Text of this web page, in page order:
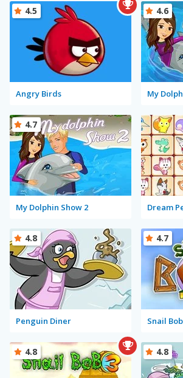
Angry Birds
4.5
My
4.6
My Dolphin Show 2
4.7
Dream
Penguin Diner
4.8
Snail Bob
4.7
4.8 4.8